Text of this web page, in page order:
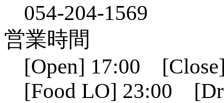
054-204-1569
営業時間
[Open] 17:00
[Food LO] 23:00